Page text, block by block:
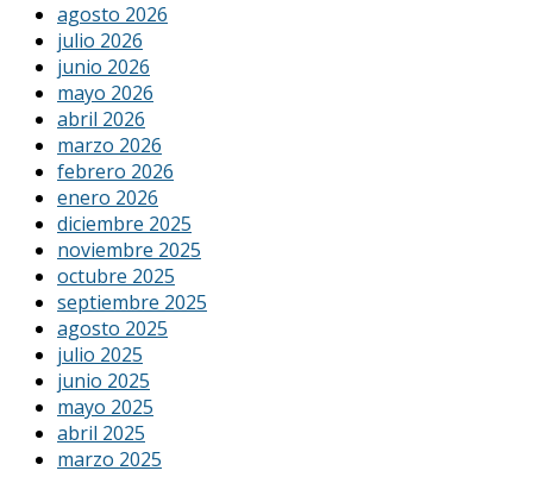
agosto 2026
julio 2026
junio 2026
mayo 2026
abril 2026
marzo 2026
febrero 2026
enero 2026
diciembre 2025
noviembre 2025
octubre 2025
septiembre 2025
agosto 2025
julio 2025
junio 2025
mayo 2025
abril 2025
marzo 2025